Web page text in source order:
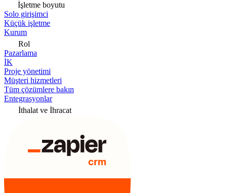
İşletme boyutu
Solo girişimci
Küçük işletme
Kurum
Rol
Pazarlama
İK
Proje yönetimi
Müşteri hizmetleri
Tüm çözümlere bakın
Entegrasyonlar
İthalat ve İhracat